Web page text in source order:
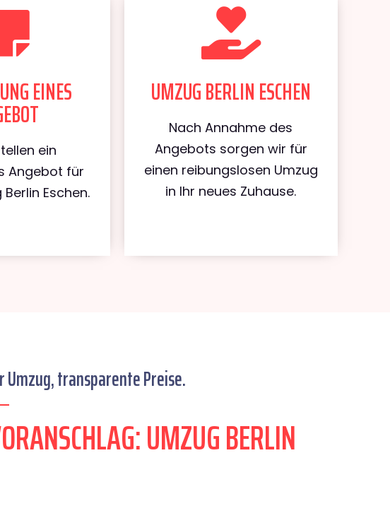
EINES
ein
Angebot für
Eschen.
UMZUG BERLIN ESCHEN
Nach Annahme des
Angebots sorgen wir für
einen reibungslosen Umzug
in Ihr neues Zuhause.
transparente Preise.
UMZUG BERLIN